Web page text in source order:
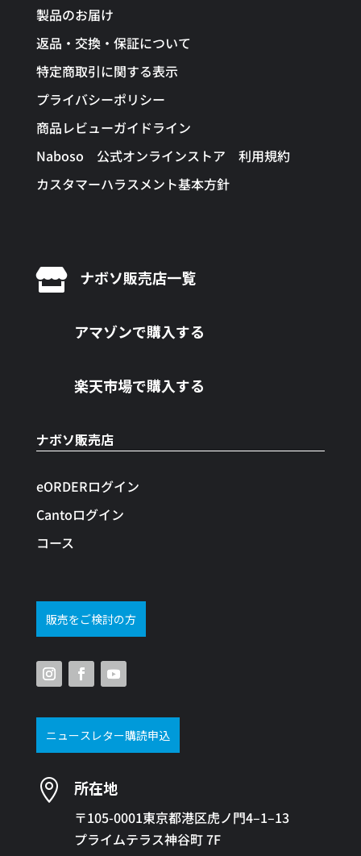
製品のお届け
返品・交換・保証について
特定商取引に関する表示
プライバシーポリシー
商品レビューガイドライン
Naboso 公式オンラインストア 利用規約
カスタマーハラスメント基本方針
 ナボソ販売店一覧
アマゾンで購入する
楽天市場で購入する
ナボソ販売店
eORDERログイン
Cantoログイン
コース
販売をご検討の方
ニュースレター購読申込
 所在地
〒105-0001東京都港区虎ノ門4–1–13
プライムテラス神谷町 7F